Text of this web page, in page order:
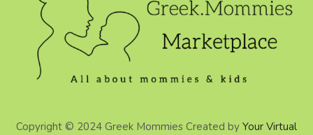
Copyright © 2024 Greek Mommies Created by Your Virtual